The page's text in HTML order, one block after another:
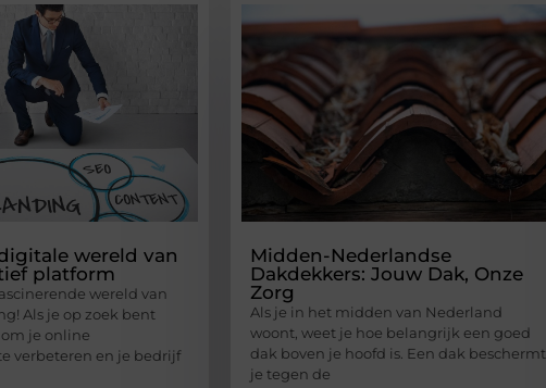
wereld van
platform
wereld van
Als je op zoek bent
je online
verbeteren en je bedrijf
Midden-Nederlandse
Dakdekkers: Jouw Dak, Onze
Zorg
Als je in het midden van Nederland
woont, weet je hoe belangrijk een goed
dak boven je hoofd is. Een dak beschermt
je tegen de